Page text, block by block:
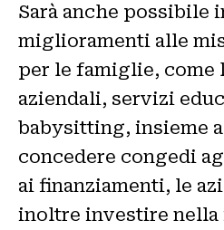
Sarà anche possibile
miglioramenti alle
per le famiglie, come
aziendali, servizi
babysitting, insieme
concedere congedi
ai finanziamenti, le
inoltre investire nella